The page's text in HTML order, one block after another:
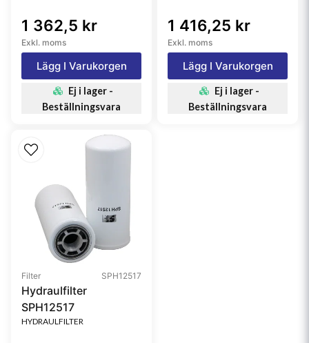
1 362,5 kr
Exkl. moms
Lägg I Varukorgen
Ej i lager -
Beställningsvara
1 416,25 kr
Exkl. moms
Lägg I Varukorgen
Ej i lager -
Beställningsvara
Filter SPH12517
Hydraulfilter
SPH12517
HYDRAULFILTER